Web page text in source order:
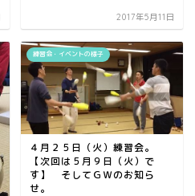
2017年5月11日
練習会・イベントの様子
４月２５日（火）練習会。
【次回は５月９日（火）で
す】 そしてＧＷのお知ら
せ。